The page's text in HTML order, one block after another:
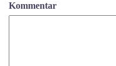
Kommentar